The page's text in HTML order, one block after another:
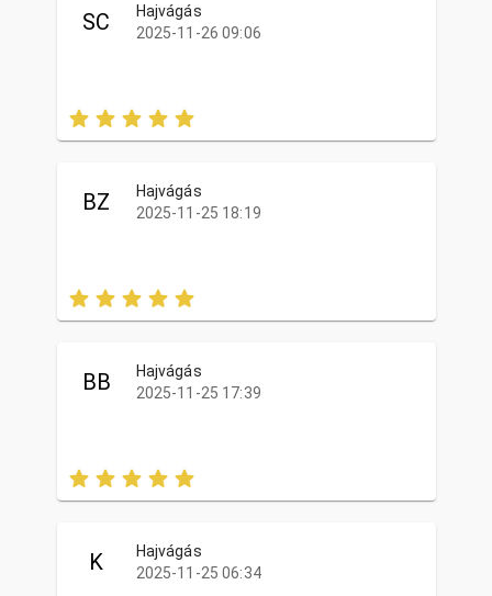
SC
Hajvágás
2025-11-26 09:06
BZ
Hajvágás
2025-11-25 18:19
BB
Hajvágás
2025-11-25 17:39
K
Hajvágás
2025-11-25 06:34